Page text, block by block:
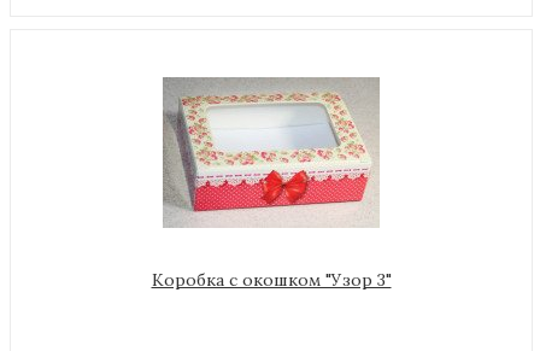
Коробка с окошком "Узор 3"